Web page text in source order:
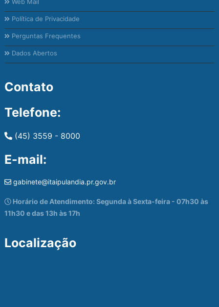
Política de Privacidade
Perguntas Frequentes
Dados Abertos
Contato
Telefone:
(45) 3559 - 8000
E-mail:
gabinete@itaipulandia.pr.gov.br
Horário de Atendimento: Segunda à Sexta-feira - 07h30 às
11h30 e das 13h às 17h
Localização